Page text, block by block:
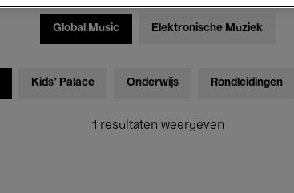
Global Music Elektronische Muziek
Kids’ Palace Onderwijs Rondleidingen
1 resultaten weergeven